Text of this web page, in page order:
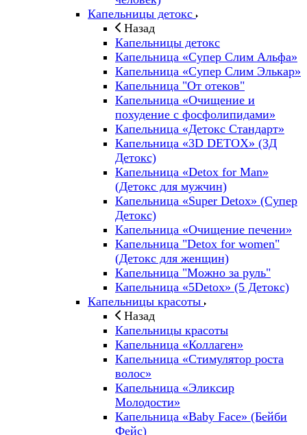
Капельницы детокс
Назад
Капельницы детокс
Капельница «Супер Слим Альфа»
Капельница «Супер Слим Элькар»
Капельница "От отеков"
Капельница «Очищение и
похудение с фосфолипидами»
Капельница «Детокс Стандарт»
Капельница «3D DETOX» (3Д
Детокс)
Капельница «Detox for Man»
(Детокс для мужчин)
Капельница «Super Detox» (Супер
Детокс)
Капельница «Очищение печени»
Капельница "Detox for women"
(Детокс для женщин)
Капельница "Можно за руль"
Капельница «5Detox» (5 Детокс)
Капельницы красоты
Назад
Капельницы красоты
Капельница «Коллаген»
Капельница «Стимулятор роста
волос»
Капельница «Эликсир
Молодости»
Капельница «Baby Face» (Бейби
Фейс)